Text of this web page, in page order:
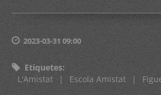
2023-03-31 09:00
Etiquetes:
L'Amistat
| Escola Amistat |